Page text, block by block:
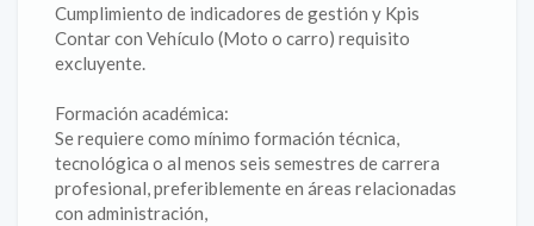
Cumplimiento de indicadores de gestión y Kpis
Contar con Vehículo (Moto o carro) requisito
excluyente.
Formación académica:
Se requiere como mínimo formación técnica,
tecnológica o al menos seis semestres de carrera
profesional, preferiblemente en áreas relacionadas
con administración,